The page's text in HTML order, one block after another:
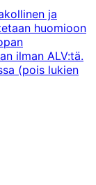
ja
huomioon
ilman ALV:tä.
(pois lukien